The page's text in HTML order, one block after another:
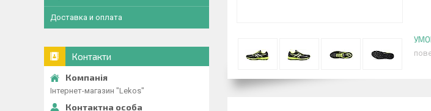
Доставка и оплата
Контакти
Інтернет-магазин "Lekos"